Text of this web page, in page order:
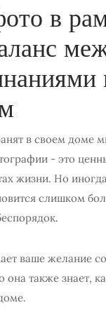
в
в своем доме
- это
жизни. Но
слишком
ваше желание
также знает,